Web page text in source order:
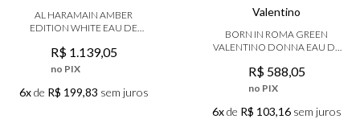
AL HARAMAIN AMBER
EDITION WHITE EAU DE
R$ 1.139,05
no PIX
6xde R$ 199,83 sem juros
Valentino
BORN IN ROMA GREEN
VALENTINO DONNA EAU DE
R$ 588,05
no PIX
6xde R$ 103,16sem juros